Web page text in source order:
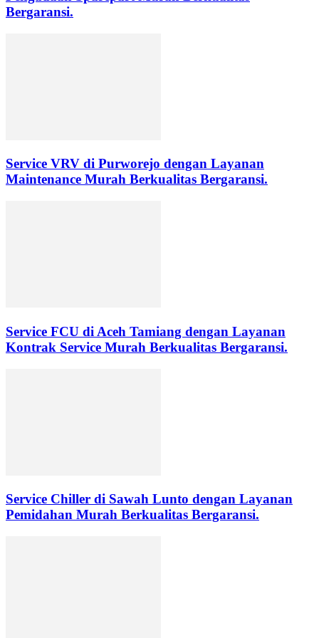
Bergaransi.
Service VRV di Purworejo dengan Layanan
Maintenance Murah Berkualitas Bergaransi.
Service FCU di Aceh Tamiang dengan Layanan
Kontrak Service Murah Berkualitas Bergaransi.
Service Chiller di Sawah Lunto dengan Layanan
Pemidahan Murah Berkualitas Bergaransi.